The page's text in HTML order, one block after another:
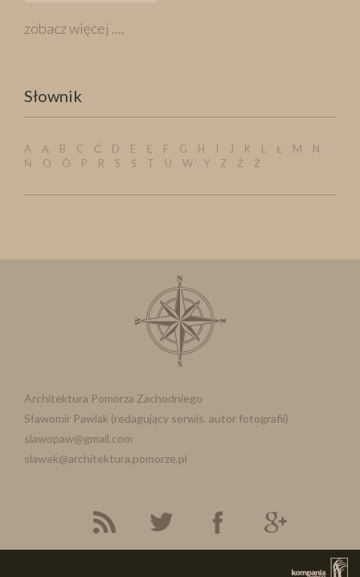
zobacz więcej ....
Słownik
A Ą B C Ć D E Ę F G H I J K L Ł M N
Ń O Ó P R S Ś T U W Y Z Ź Ż
Architektura Pomorza Zachodniego
Sławomir Pawlak (redagujący serwis. autor fotografii)
slawopaw@gmail.com
slawek@architektura.pomorze.pl